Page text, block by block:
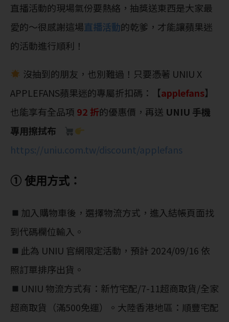
直播活動的現場氣份要熱絡，抽獎送東西是大家最
愛的～很感謝這場直播活動的乾爹，才能讓蘋果迷
的活動進行順利！
沒抽到的朋友，也別難過！只要憑著 UNIU X
APPLEFANS蘋果迷的專屬折扣碼：【applefans】
也能享有全品項 92 折的優惠價，再送 UNIU 手機
專用擦拭布
https://uniu.com.tw/discount/applefans
① 使用方式：
加入購物車後，選擇物流方式，進入結帳頁面找
到代碼欄位輸入。
此為 UNIU 官網限定活動，預計 2024/09/16 依
照訂單排序出貨。
UNIU 物流方式有：新竹宅配/7-11超商取貨/全家
超商取貨（滿500免運）。大陸香港地區：順豐宅配